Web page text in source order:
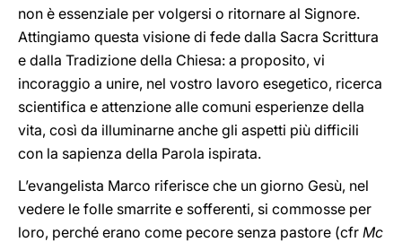
non è essenziale per volgersi o ritornare al Signore.
Attingiamo questa visione di fede dalla Sacra Scrittura
e dalla Tradizione della Chiesa: a proposito, vi
incoraggio a unire, nel vostro lavoro esegetico, ricerca
scientifica e attenzione alle comuni esperienze della
vita, così da illuminarne anche gli aspetti più difficili
con la sapienza della Parola ispirata.
L’evangelista Marco riferisce che un giorno Gesù, nel
vedere le folle smarrite e sofferenti, si commosse per
loro, perché erano come pecore senza pastore (cfr Mc